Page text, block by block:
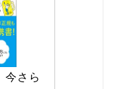
今さら